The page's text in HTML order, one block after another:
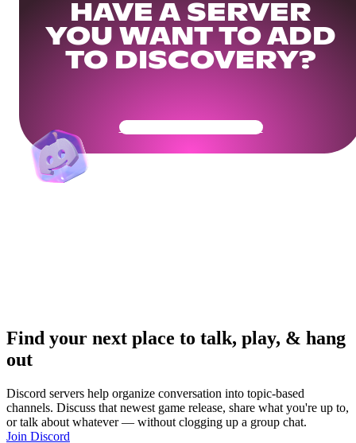
HAVE A SERVER
YOU WANT TO ADD
TO DISCOVERY?
Get Your Community Ready
Find your next place to talk, play, & hang
out
Discord servers help organize conversation into topic-based
channels. Discuss that newest game release, share what you're up to,
or talk about whatever — without clogging up a group chat.
Join Discord